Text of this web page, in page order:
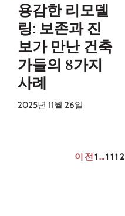
용감한 리모델
링: 보존과 진
보가 만난 건축
가들의 8가지
사례
2025년 11월 26일
이전1 …11 12